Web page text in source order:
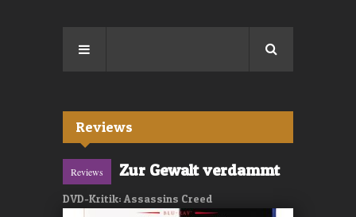
Reviews
Reviews Zur Gewalt verdammt
DVD-Kritik: Assassins Creed